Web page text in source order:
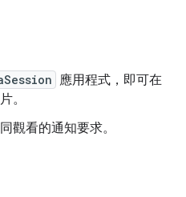
應用程式，即可在
。
觀看的通知要求。